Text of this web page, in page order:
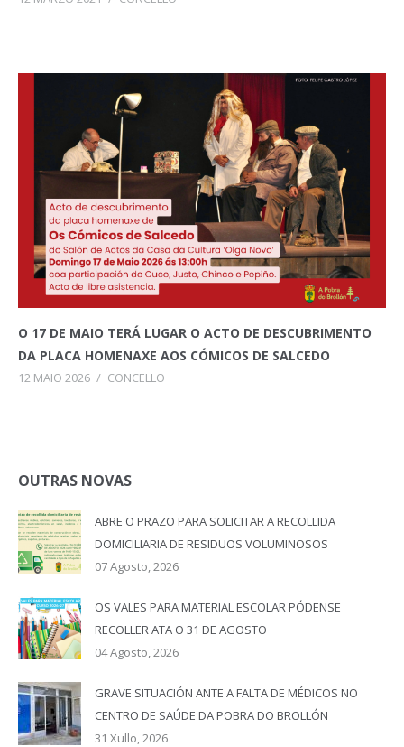
O 17 DE MAIO TERÁ LUGAR O ACTO DE DESCUBRIMENTO
DA PLACA HOMENAXE AOS CÓMICOS DE SALCEDO
12 MAIO 2026 / CONCELLO
OUTRAS NOVAS
ABRE O PRAZO PARA SOLICITAR A RECOLLIDA
DOMICILIARIA DE RESIDUOS VOLUMINOSOS
07 Agosto, 2026
OS VALES PARA MATERIAL ESCOLAR PÓDENSE
RECOLLER ATA O 31 DE AGOSTO
04 Agosto, 2026
GRAVE SITUACIÓN ANTE A FALTA DE MÉDICOS NO
CENTRO DE SAÚDE DA POBRA DO BROLLÓN
31 Xullo, 2026